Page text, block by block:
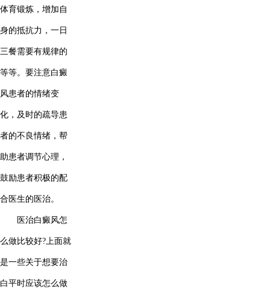
体育锻炼，增加自
身的抵抗力，一日
三餐需要有规律的
等等。要注意白癜
风患者的情绪变
化，及时的疏导患
者的不良情绪，帮
助患者调节心理，
鼓励患者积极的配
合医生的医治。
医治白癜风怎
么做比较好?上面就
是一些关于想要治
白平时应该怎么做